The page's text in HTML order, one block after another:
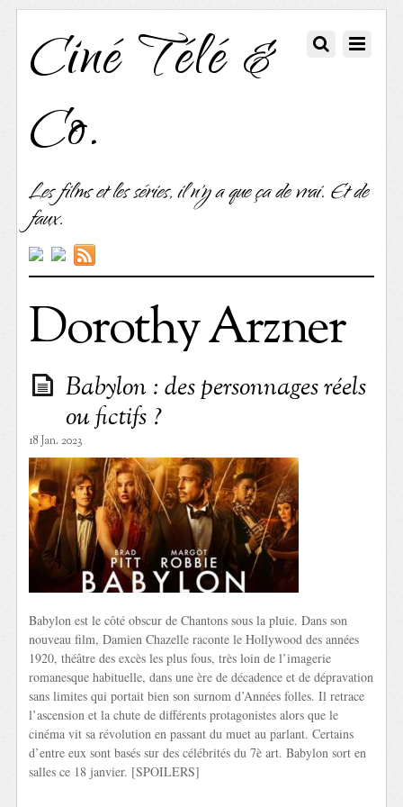
Ciné Télé &
Co.
Les films et les séries, il n'y a que ça de vrai. Et de
faux.
Dorothy Arzner
Babylon : des personnages réels
ou fictifs ?
18 Jan. 2023
Babylon est le côté obscur de Chantons sous la pluie. Dans son
nouveau film, Damien Chazelle raconte le Hollywood des années
1920, théâtre des excès les plus fous, très loin de l’imagerie
romanesque habituelle, dans une ère de décadence et de dépravation
sans limites qui portait bien son surnom d’Années folles. Il retrace
l’ascension et la chute de différents protagonistes alors que le
cinéma vit sa révolution en passant du muet au parlant. Certains
d’entre eux sont basés sur des célébrités du 7è art. Babylon sort en
salles ce 18 janvier. [SPOILERS]